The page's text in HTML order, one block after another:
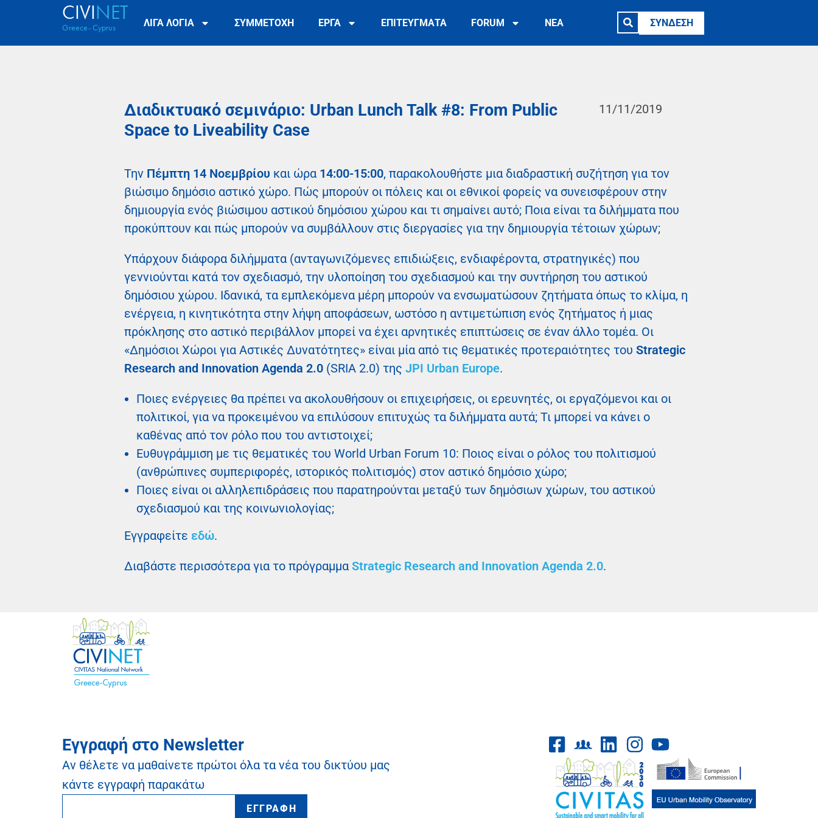
CIVINET
Greece- Cyprus ΛΙΓΑ ΛΟΓΙΑ ΣΥΜΜΕΤΟΧΗ ΕΡΓΑ ΕΠΙΤΕΥΓΜΑΤΑ FORUM ΝΕΑ ΣΥΝΔΕΣΗ
Διαδικτυακό σεμινάριο: Urban Lunch Talk #8: From Public
Space to Liveability Case
11/11/2019
Την Πέμπτη 14 Νοεμβρίου και ώρα 14:00-15:00, παρακολουθήστε μια διαδραστική συζήτηση για τον
βιώσιμο δημόσιο αστικό χώρο. Πώς μπορούν οι πόλεις και οι εθνικοί φορείς να συνεισφέρουν στην
δημιουργία ενός βιώσιμου αστικού δημόσιου χώρου και τι σημαίνει αυτό; Ποια είναι τα διλήμματα που
προκύπτουν και πώς μπορούν να συμβάλλουν στις διεργασίες για την δημιουργία τέτοιων χώρων;
Υπάρχουν διάφορα διλήμματα (ανταγωνιζόμενες επιδιώξεις, ενδιαφέροντα, στρατηγικές) που
γεννιούνται κατά τον σχεδιασμό, την υλοποίηση του σχεδιασμού και την συντήρηση του αστικού
δημόσιου χώρου. Ιδανικά, τα εμπλεκόμενα μέρη μπορούν να ενσωματώσουν ζητήματα όπως το κλίμα, η
ενέργεια, η κινητικότητα στην λήψη αποφάσεων, ωστόσο η αντιμετώπιση ενός ζητήματος ή μιας
πρόκλησης στο αστικό περιβάλλον μπορεί να έχει αρνητικές επιπτώσεις σε έναν άλλο τομέα. Οι
«Δημόσιοι Χώροι για Αστικές Δυνατότητες» είναι μία από τις θεματικές προτεραιότητες του Strategic
Research and Innovation Agenda 2.0 (SRIA 2.0) της JPI Urban Europe.
Ποιες ενέργειες θα πρέπει να ακολουθήσουν οι επιχειρήσεις, οι ερευνητές, οι εργαζόμενοι και οι
πολιτικοί, για να προκειμένου να επιλύσουν επιτυχώς τα διλήμματα αυτά; Τι μπορεί να κάνει ο
καθένας από τον ρόλο που του αντιστοιχεί;
Ευθυγράμμιση με τις θεματικές του World Urban Forum 10: Ποιος είναι ο ρόλος του πολιτισμού
(ανθρώπινες συμπεριφορές, ιστορικός πολιτισμός) στον αστικό δημόσιο χώρο;
Ποιες είναι οι αλληλεπιδράσεις που παρατηρούνται μεταξύ των δημόσιων χώρων, του αστικού
σχεδιασμού και της κοινωνιολογίας;
Εγγραφείτε εδώ.
Διαβάστε περισσότερα για το πρόγραμμα Strategic Research and Innovation Agenda 2.0.
Εγγραφή στο Newsletter
Αν θέλετε να μαθαίνετε πρώτοι όλα τα νέα του δικτύου μας
κάντε εγγραφή παρακάτω
ΕΓΓΡΑΦΗ